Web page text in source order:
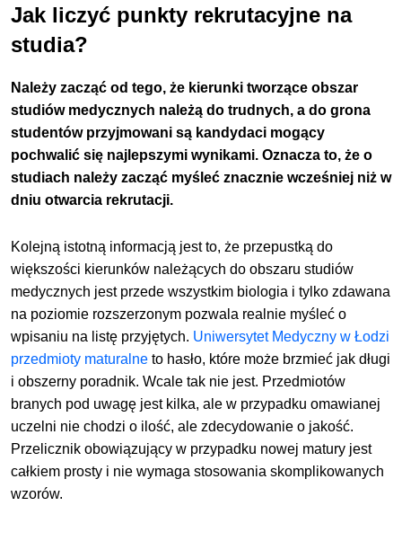
Jak liczyć punkty rekrutacyjne na
studia?
Należy zacząć od tego, że kierunki tworzące obszar
studiów medycznych należą do trudnych, a do grona
studentów przyjmowani są kandydaci mogący
pochwalić się najlepszymi wynikami. Oznacza to, że o
studiach należy zacząć myśleć znacznie wcześniej niż w
dniu otwarcia rekrutacji.
Kolejną istotną informacją jest to, że przepustką do
większości kierunków należących do obszaru studiów
medycznych jest przede wszystkim biologia i tylko zdawana
na poziomie rozszerzonym pozwala realnie myśleć o
wpisaniu na listę przyjętych. Uniwersytet Medyczny w Łodzi
przedmioty maturalneto hasło, które może brzmieć jak długi
i obszerny poradnik. Wcale tak nie jest. Przedmiotów
branych pod uwagę jest kilka, ale w przypadku omawianej
uczelni nie chodzi o ilość, ale zdecydowanie o jakość.
Przelicznik obowiązujący w przypadku nowej matury jest
całkiem prosty i nie wymaga stosowania skomplikowanych
wzorów.